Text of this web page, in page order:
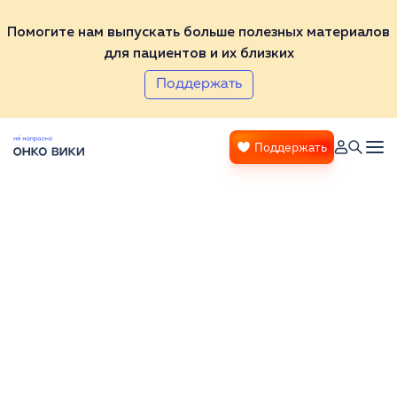
Помогите нам выпускать больше полезных материалов
для пациентов и их близких
Поддержать
Поддержать